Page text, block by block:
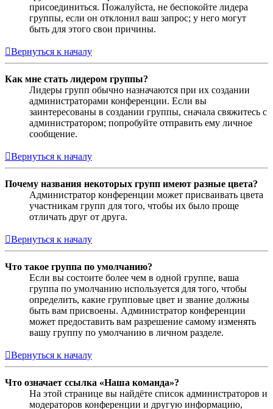
присоединиться. Пожалуйста, не беспокойте лидера
группы, если он отклонил ваш запрос; у него могут
быть для этого свои причины.
Вернуться к началу
Как мне стать лидером группы?
Лидеры групп обычно назначаются при их создании
администраторами конференции. Если вы
заинтересованы в создании группы, сначала свяжитесь с
администратором; попробуйте отправить ему личное
сообщение.
Вернуться к началу
Почему названия некоторых групп имеют разные цвета?
Администратор конференции может присваивать цвета
участникам групп для того, чтобы их было проще
отличать друг от друга.
Вернуться к началу
Что такое группа по умолчанию?
Если вы состоите более чем в одной группе, ваша
группа по умолчанию используется для того, чтобы
определить, какие групповые цвет и звание должны
быть вам присвоены. Администратор конференции
может предоставить вам разрешение самому изменять
вашу группу по умолчанию в личном разделе.
Вернуться к началу
Что означает ссылка «Наша команда»?
На этой странице вы найдёте список администраторов и
модераторов конференции и другую информацию,